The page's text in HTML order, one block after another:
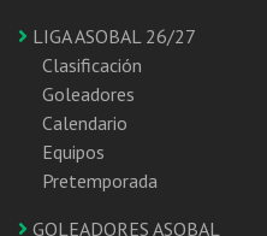
LIGA ASOBAL 26/27
Clasificación
Goleadores
Calendario
Equipos
Pretemporada
GOLEADORES ASOBAL